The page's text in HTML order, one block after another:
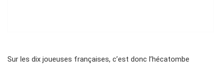
Sur les dix joueuses françaises, c’est donc l’hécatombe